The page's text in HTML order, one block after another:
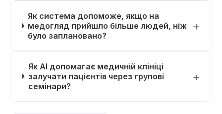
Як система допоможе, якщо на
медогляд прийшло більше людей, ніж
було заплановано?
Як AI допомагає медичній клініці
залучати пацієнтів через групові
семінари?